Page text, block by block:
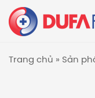
Trang chủ » Sản